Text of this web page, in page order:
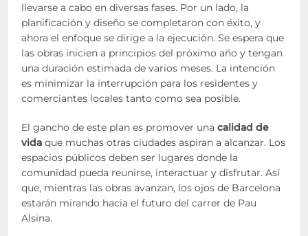
llevarse a cabo en diversas fases. Por un lado, la
planificación y diseño se completaron con éxito, y
ahora el enfoque se dirige a la ejecución. Se espera que
las obras inicien a principios del próximo año y tengan
una duración estimada de varios meses. La intención
es minimizar la interrupción para los residentes y
comerciantes locales tanto como sea posible.
El gancho de este plan es promover unacalidad de
vida que muchas otras ciudades aspiran a alcanzar. Los
espacios públicos deben ser lugares donde la
comunidad pueda reunirse, interactuar y disfrutar. Así
que, mientras las obras avanzan, los ojos de Barcelona
estarán mirando hacia el futuro del carrer de Pau
Alsina.